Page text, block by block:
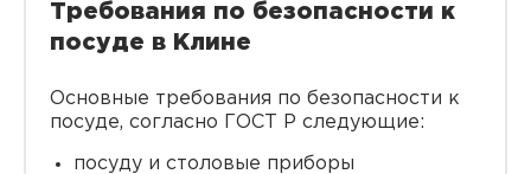
Требования по безопасности к
посуде в Клине
Основные требования по безопасности к
посуде, согласно ГОСТ Р следующие:
посуду и столовые приборы